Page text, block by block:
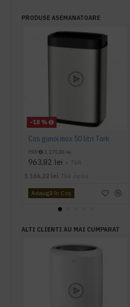
PRODUSE ASEMANATOARE
-18 %
Cos gunoi inox 50 litri Tork
PRP 1.175,88 lei
963,82 lei + TVA
1.166,22 lei TVA inclus
Adaugă în Coş
ALTI CLIENTI AU MAI CUMPARAT